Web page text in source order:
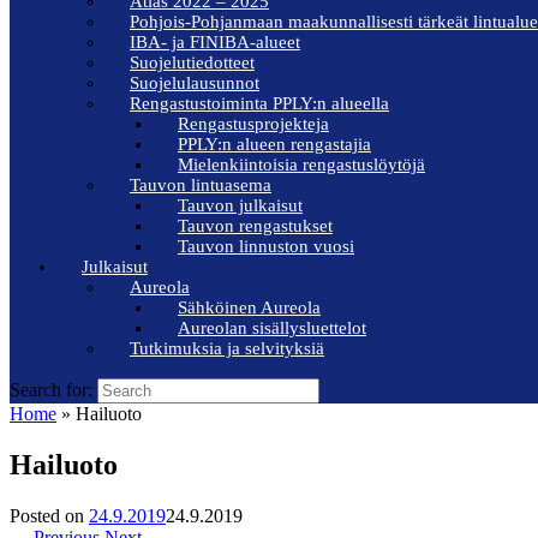
Pohjois-Pohjanmaan maakunnallisesti tärkeät
IBA- ja FINIBA-alueet
Suojelutiedotteet
Suojelulausunnot
Rengastustoiminta PPLY:n alueella
Rengastusprojekteja
PPLY:n alueen rengastajia
Mielenkiintoisia rengastuslöytöjä
Tauvon lintuasema
Tauvon julkaisut
Tauvon rengastukset
Tauvon linnuston vuosi
Julkaisut
Aureola
Sähköinen Aureola
Aureolan sisällysluettelot
Tutkimuksia ja selvityksiä
Search for:
Home » Hailuoto
Hailuoto
Posted on 24.9.201924.9.2019